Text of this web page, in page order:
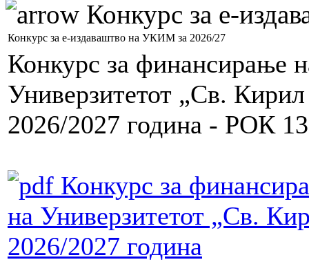
Конкурс за е-
Конкурс за е-издаваштво на УКИМ за 2026/27
Конкурс за финансирање
Универзитетот „Св.
2026/2027 година - РОК
Конкурс за
на Универзитетот „Св.
2026/2027 година